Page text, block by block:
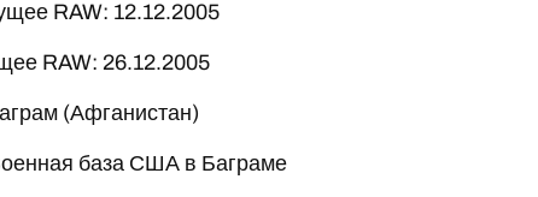
RAW: 12.12.2005
RAW: 26.12.2005
(Афганистан)
база США в Баграме